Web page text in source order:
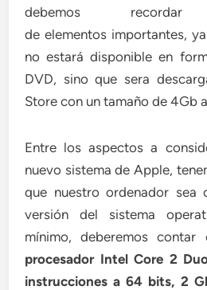
debemos
de elementos importantes,
no estará disponible en
DVD, sino que sera
Store con un tamaño de 4Gb
Entre los aspectos a
nuevo sistema de Apple,
que nuestro ordenador sea
versión del sistema
mínimo, deberemos
procesador Intel Core 2
instrucciones a 64 bits, 2